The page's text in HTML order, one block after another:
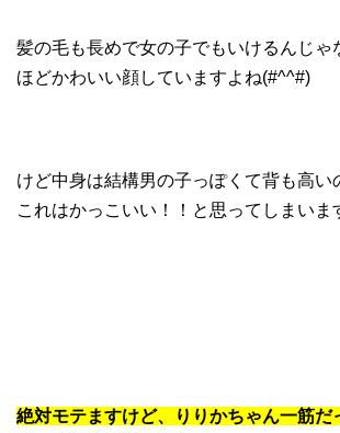
髪の毛も長めで女の子でもいけるんじゃ
ほどかわいい顔していますよね(#^^#)
けど中身は結構男の子っぽくて背も高い
これはかっこいい！！と思ってしまいま
絶対モテますけど、りりかちゃん一筋だ